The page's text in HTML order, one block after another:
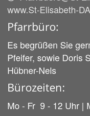
www.St-Elisabeth-
Pfarrbüro:
Es begrüßen Sie
Pfeifer, sowie Doris
Hübner-Nels
Bürozeiten:
Mo - Fr 9 - 12 Uhr |